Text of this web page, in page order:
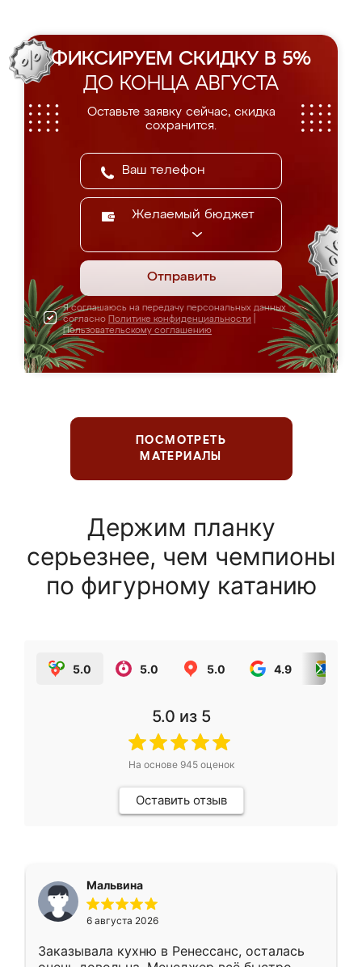
ФИКСИРУЕМ СКИДКУ В 5%
ДО КОНЦА АВГУСТА
Оставьте заявку сейчас, скидка
сохранится.
Желаемый бюджет
Отправить
Я соглашаюсь на передачу персональных данных
согласно Политике конфиденциальности
Пользовательскому соглашению
ПОСМОТРЕТЬ
МАТЕРИАЛЫ
Держим планку
серьезнее, чем чемпионы
по фигурному катанию
5.0 5.0 5.0 4.9
5.0 из 5
На основе 945оценок
Оставить отзыв
Мальвина
6 августа 2026
Заказывала кухню в Ренессанс, осталась